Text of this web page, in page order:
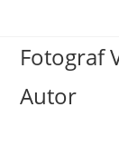
springen
Fotograf
Autor